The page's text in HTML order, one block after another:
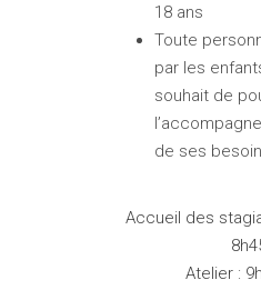
18 ans
Toute
par les
souhait de
de ses
Accueil des
Atelier :